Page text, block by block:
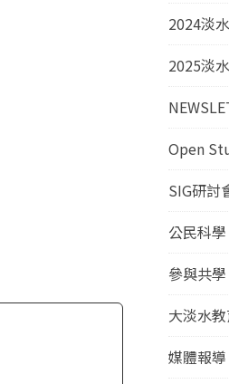
2024淡
2025淡
Open
SIG研討
公民科學
參與共學
大淡水
媒體報導